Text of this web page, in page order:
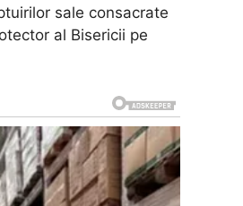
sale consacrate
al Bisericii pe